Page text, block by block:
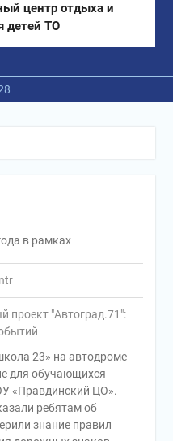
центр отдыха и
детей ТО
проект "Автоград.71":
в рамках
23» на автодроме
для обучающихся
«Правдинский ЦО».
ребятам об
знание правил